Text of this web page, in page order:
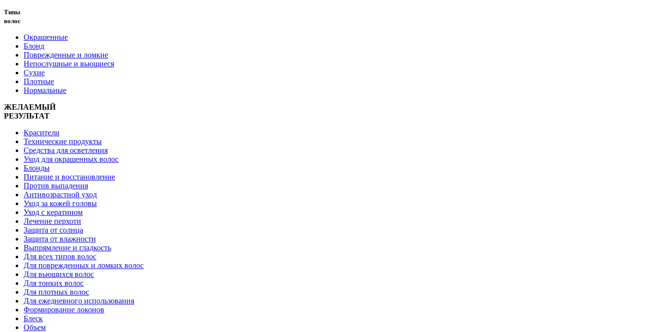
Типы
волос
Окрашенные
Блонд
Поврежденные и ломкие
Непослушные и вьющиеся
Сухие
Плотные
Нормальные
ЖЕЛАЕМЫЙ
РЕЗУЛЬТАТ
Красители
Технические продукты
Средства для осветления
Уход для окрашенных волос
Блонды
Питание и восстановление
Против выпадения
Антивозрастной уход
Уход за кожей головы
Уход с кератином
Лечение перхоти
Защита от солнца
Защита от влажности
Выпрямление и гладкость
Для всех типов волос
Для поврежденных и ломких волос
Для вьющихся волос
Для тонких волос
Для плотных волос
Для ежедневного использования
Формирование локонов
Блеск
Объем